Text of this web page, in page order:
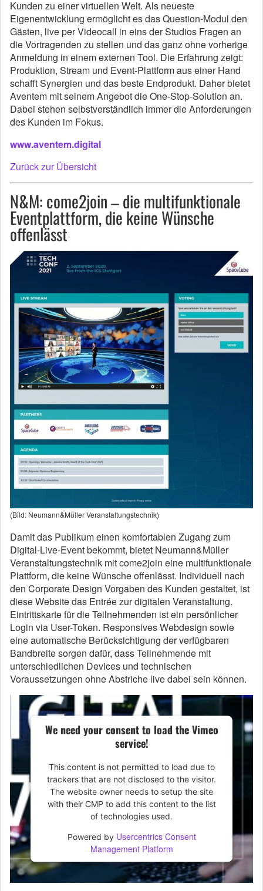
Kunden zu einer virtuellen Welt. Als neueste
Eigenentwicklung ermöglicht es das Question-Modul den
Gästen, live per Videocall in eins der Studios Fragen an
die Vortragenden zu stellen und das ganz ohne vorherige
Anmeldung in einem externen Tool. Die Erfahrung zeigt:
Produktion, Stream und Event-Plattform aus einer Hand
schafft Synergien und das beste Endprodukt. Daher bietet
Aventem mit seinem Angebot die One-Stop-Solution an.
Dabei stehen selbstverständlich immer die Anforderungen
des Kunden im Fokus.
www.aventem.digital
Zurück zur Übersicht
N&M: come2join – die multifunktionale
Eventplattform, die keine Wünsche
offenlässt
(Bild: Neumann&Müller Veranstaltungstechnik)
Damit das Publikum einen komfortablen Zugang zum
Digital-Live-Event bekommt, bietet Neumann&Müller
Veranstaltungstechnik mit come2join eine multifunktionale
Plattform, die keine Wünsche offenlässt. Individuell nach
den Corporate Design Vorgaben des Kunden gestaltet, ist
diese Website das Entrée zur digitalen Veranstaltung.
Eintrittskarte für die Teilnehmenden ist ein persönlicher
Login via User-Token. Responsives Webdesign sowie
eine automatische Berücksichtigung der verfügbaren
Bandbreite sorgen dafür, dass Teilnehmende mit
unterschiedlichen Devices und technischen
Voraussetzungen ohne Abstriche live dabei sein können.
We need your consent to load the Vimeo
service!
This content is not permitted to load due to
trackers that are not disclosed to the visitor.
The website owner needs to setup the site
with their CMP to add this content to the list
of technologies used.
Powered by Usercentrics Consent
Management Platform